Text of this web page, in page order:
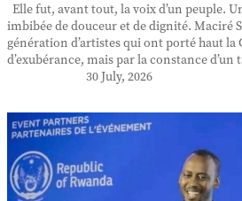
Elle fut, avant tout, la voix d’un peuple.
imbibée de douceur et de dignité. Maciré
génération d’artistes qui ont porté haut la
d’exubérance, mais par la constance d’un
30 July, 2026